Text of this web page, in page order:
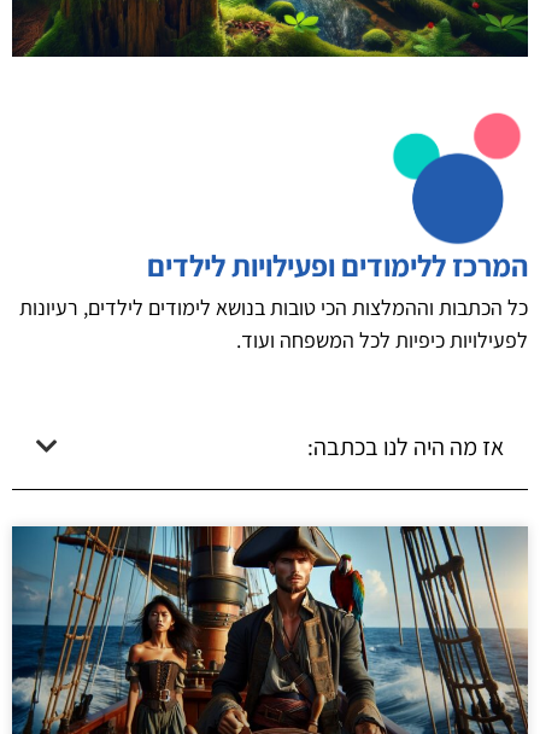
המרכז ללימודים ופעילויות לילדים
כל הכתבות וההמלצות הכי טובות בנושא לימודים לילדים, רעיונות
לפעילויות כיפיות לכל המשפחה ועוד.
אז מה היה לנו בכתבה: